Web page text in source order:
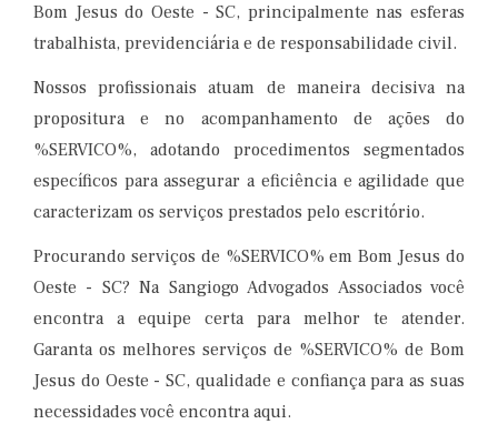
Bom Jesus do Oeste - SC, principalmente nas esferas
trabalhista, previdenciária e de responsabilidade civil.
Nossos profissionais atuam de maneira decisiva na
propositura e no acompanhamento de ações do
%SERVICO%, adotando procedimentos segmentados
específicos para assegurar a eficiência e agilidade que
caracterizam os serviços prestados pelo escritório.
Procurando serviços de %SERVICO% em Bom Jesus do
Oeste - SC? Na Sangiogo Advogados Associados você
encontra a equipe certa para melhor te atender.
Garanta os melhores serviços de %SERVICO% de Bom
Jesus do Oeste - SC, qualidade e confiança para as suas
necessidades você encontra aqui.